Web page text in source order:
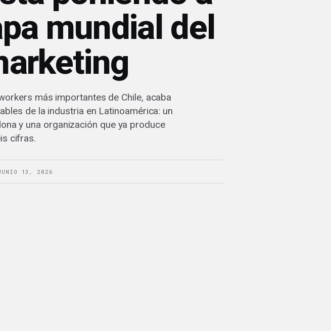
mundial del
más importantes de Chile, acaba
de la industria en Latinoamérica: un
y una organización que ya produce
cifras.
13, 2026